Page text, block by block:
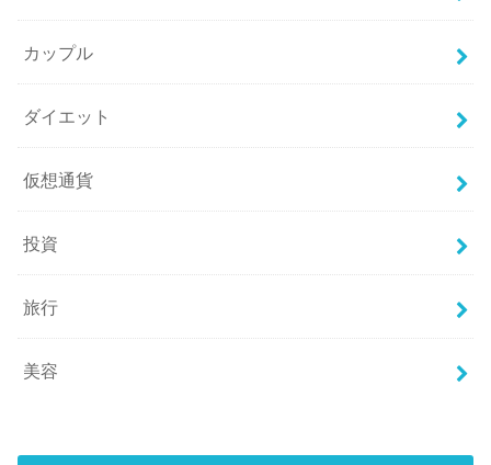
カップル
ダイエット
仮想通貨
投資
旅行
美容